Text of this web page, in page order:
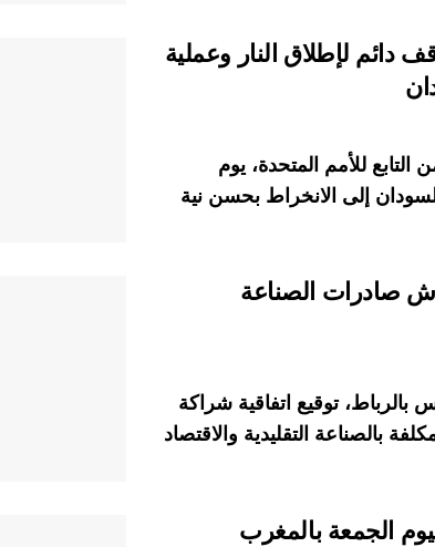
دائم لإطلاق النار وعملية
للأمم المتحدة، يوم
إلى الانخراط بحسن نية
صادرات الصناعة
توقيع اتفاقية شراكة
بالصناعة التقليدية والاقتصاد
الجمعة بالمغرب